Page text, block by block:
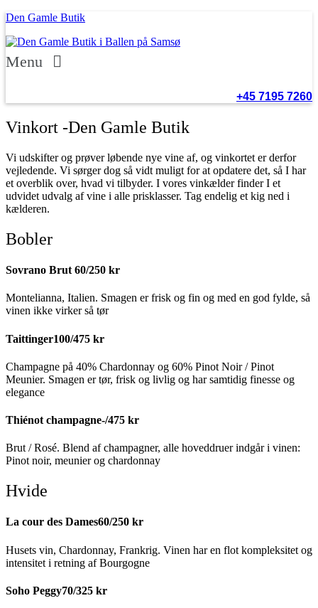
Den Gamle Butik
Menu
+45 7195 7260
Vinkort -Den Gamle Butik
Vi udskifter og prøver løbende nye vine af, og vinkortet er derfor
vejledende. Vi sørger dog så vidt muligt for at opdatere det, så I har
et overblik over, hvad vi tilbyder. I vores vinkælder finder I et
udvidet udvalg af vine i alle prisklasser. Tag endelig et kig ned i
kælderen.
Bobler
Sovrano Brut 60/250 kr
Montelianna, Italien. Smagen er frisk og fin og med en god fylde, så
vinen ikke virker så tør
Taittinger100/475 kr
Champagne på 40% Chardonnay og 60% Pinot Noir / Pinot
Meunier. Smagen er tør, frisk og livlig og har samtidig finesse og
elegance
Thiénot champagne-/475 kr
Brut / Rosé. Blend af champagner, alle hoveddruer indgår i vinen:
Pinot noir, meunier og chardonnay
Hvide
La cour des Dames60/250 kr
Husets vin, Chardonnay, Frankrig. Vinen har en flot kompleksitet og
intensitet i retning af Bourgogne
Soho Peggy70/325 kr